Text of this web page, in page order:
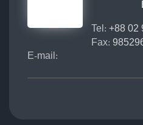
Tel: +88 02
Fax:
E-mail: